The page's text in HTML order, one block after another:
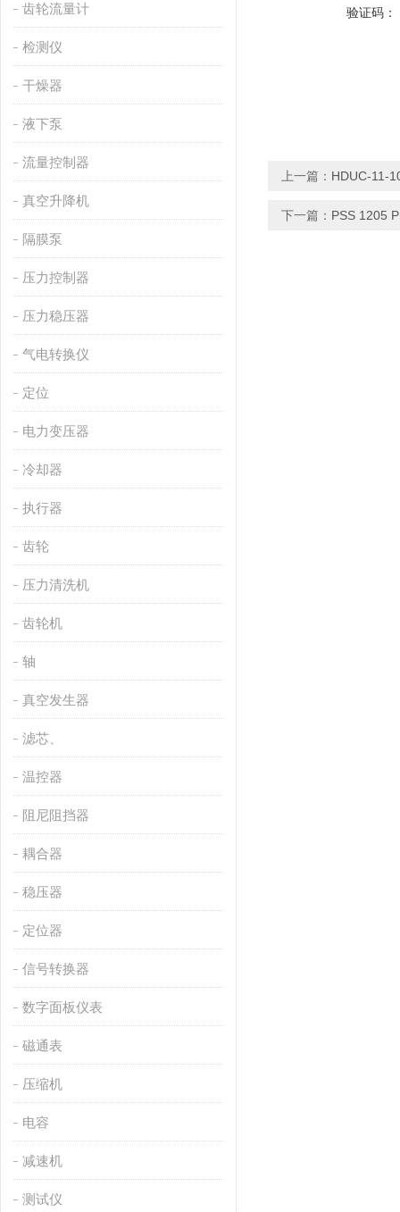
齿轮流量计
检测仪
干燥器
液下泵
流量控制器
真空升降机
隔膜泵
压力控制器
压力稳压器
气电转换仪
定位
电力变压器
冷却器
执行器
齿轮
压力清洗机
齿轮机
轴
真空发生器
滤芯、
温控器
阻尼阻挡器
耦合器
稳压器
定位器
信号转换器
数字面板仪表
磁通表
压缩机
电容
减速机
测试仪
验证码：
上一篇： HDUC-11-
下一篇： PSS 1205